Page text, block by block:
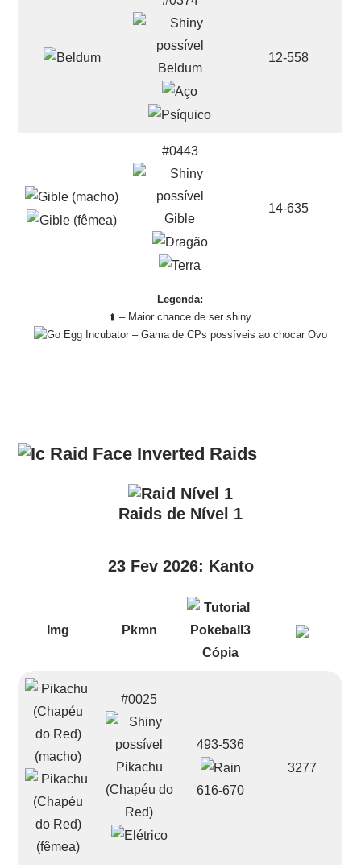
Beldum
12-558
#0443
Gible
14-635
Legenda:
⬆️ – Maior chance de ser shiny
– Gama de CPs possíveis ao chocar Ovo
Raids
Raids de Nível 1
23 Fev 2026: Kanto
Img Pkmn
#0025
Pikachu
(Chapéu do
Red)
493-536
616-670
3277